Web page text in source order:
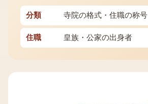
分類 寺院の格式・住職の称号
住職 皇族・公家の出身者